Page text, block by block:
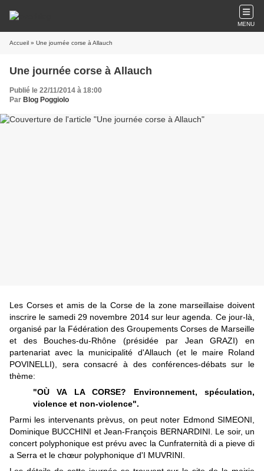
MENU
Accueil » Une journée corse à Allauch
Une journée corse à Allauch
Publié le 22/11/2014 à 18:00
Par Blog Poggiolo
Les Corses et amis de la Corse de la zone marseillaise doivent
inscrire le samedi 29 novembre 2014 sur leur agenda. Ce jour-là,
organisé par la Fédération des Groupements Corses de Marseille
et des Bouches-du-Rhône (présidée par Jean GRAZI) en
partenariat avec la municipalité d'Allauch (et le maire Roland
POVINELLI), sera consacré à des conférences-débats sur le
thème:
"OÙ VA LA CORSE? Environnement, spéculation,
violence et non-violence".
Parmi les intervenants prèvus, on peut noter Edmond SIMEONI,
Dominique BUCCHINI et Jean-François BERNARDINI. Le soir, un
concert polyphonique est prévu avec la Cunfraternità di a pieve di
a Serra et le chœur polyphonique d'I MUVRINI.